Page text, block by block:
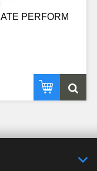
PERFORM